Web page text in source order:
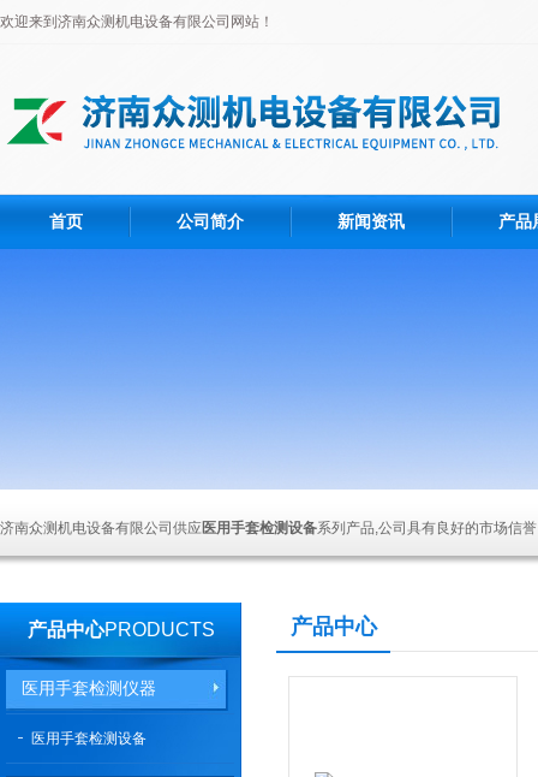
欢迎来到济南众测机电设备有限公司网站！
首页 公司简介 新闻资讯 产品
济南众测机电设备有限公司供应医用手套检测设备系列产品,公司具有良好的市场信
产品中心PRODUCTS
医用手套检测仪器
医用手套检测设备
产品中心